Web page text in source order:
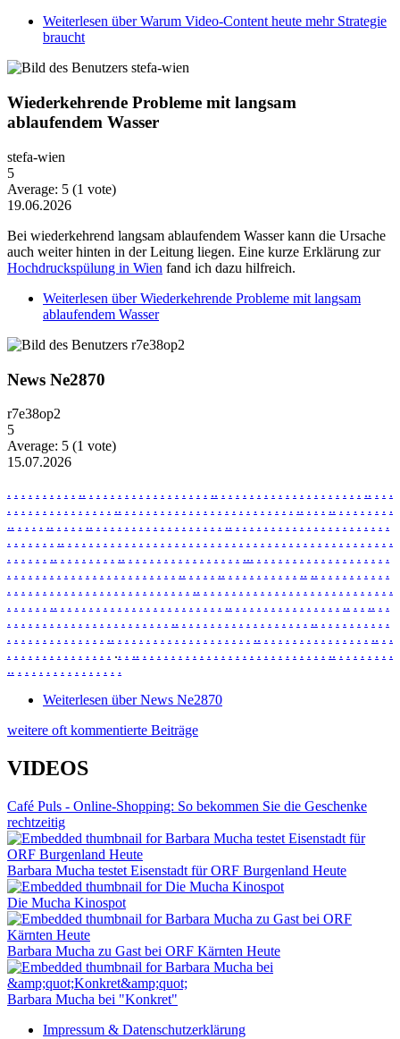
Weiterlesen über Warum Video-Content heute mehr Strategie
braucht
Wiederkehrende Probleme mit langsam
ablaufendem Wasser
stefa-wien
5
Average: 5 (1 vote)
19.06.2026
Bei wiederkehrend langsam ablaufendem Wasser kann die Ursache
auch weiter hinten in der Leitung liegen. Eine kurze Erklärung zur
Hochdruckspülung in Wien fand ich dazu hilfreich.
Weiterlesen über Wiederkehrende Probleme mit langsam
ablaufendem Wasser
News Ne2870
r7e38op2
5
Average: 5 (1 vote)
15.07.2026
. . . . . . . . . . .. . . . . . . . . . . . . . . . . . .. . . . . . . . . . . . . . . . . . . . . .. . . .
. . . . . . . . . . . . . . . .. . . . . . . . . . . . . . . . . . . . . . . . . .. . . . .. . . . . . . . .
.. . . . . .. . . . . .. . . . . . . . . . . . . . . . . . . .. . . . . . . . . . . . . . . . . . . . . . .
. . . . . . . .. . . . . . . . . . . . . . . . . . . . . . . . . . . . . . . . . . . . . . . . . . . . . . .
. . . . . . .. . . . . . . . . .. . . . . . . . . . . . . . . . . ... . . . . . . . . . . . . . . . . . . .
. . . . . . . . . . . . . . . . . . . . . . . . .. . . . . .. . . . . . . . . . . .. .. . . . . . . . . . .
. . . . . . . . . . . . . . . . . . . . . . . . . . .. . . . . . . . . . . . . . . . . . . . . . . . . . . .
. . . . . . .. . . . . . . . . . . . . . . . . . . . . . . . .. . . . . . . . . . . . . . . . .. . . .. . .
. . . . . . . . . . . . . . . . . . . . . . . .. . . . . . . . . . . . . . . . . . . .. . . . . . . . . . .
. . . . . . . . . . . . . . .. . . . . . . . . . . . . . . . . . . . .. . . . . . . . . . . . . . . . .. . .
. . . . . . . . . . . . . . . .. . .. . . . . . . . . . . . . . . . . . . . . . . . . . . .. . . . . . . . .
.. . . . . . . . . . . . . . . .
Weiterlesen über News Ne2870
weitere oft kommentierte Beiträge
VIDEOS
Café Puls - Online-Shopping: So bekommen Sie die Geschenke
rechtzeitig
Barbara Mucha testet Eisenstadt für ORF Burgenland Heute
Die Mucha Kinospot
Barbara Mucha zu Gast bei ORF Kärnten Heute
Barbara Mucha bei "Konkret"
Impressum & Datenschutzerklärung